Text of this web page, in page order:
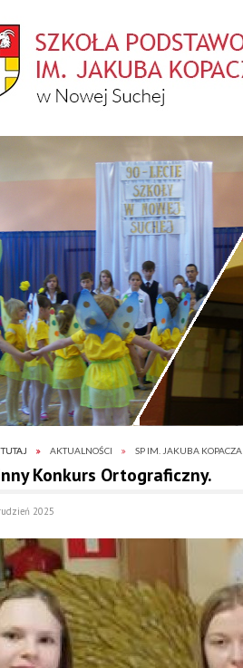
TUTAJ AKTUALNOŚCI SP IM. JAKUBA KOPACZA
Konkurs Ortograficzny.
2025